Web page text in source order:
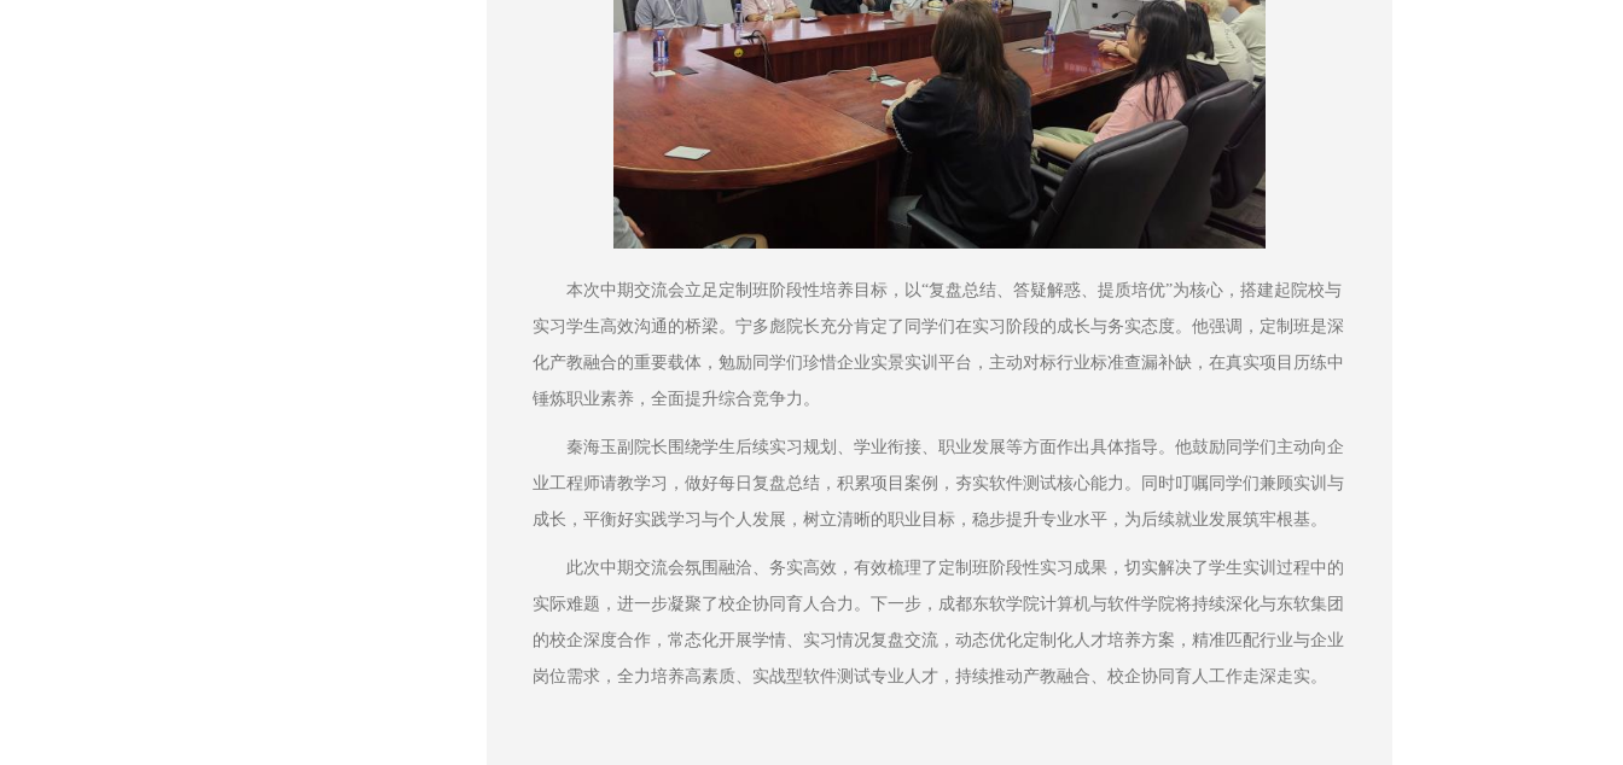
本次中期交流会立足定制班阶段性培养目标，以“复盘总结、答疑解惑、提质培优”为核心，搭建起院校与
实习学生高效沟通的桥梁。宁多彪院长充分肯定了同学们在实习阶段的成长与务实态度。他强调，定制班是深
化产教融合的重要载体，勉励同学们珍惜企业实景实训平台，主动对标行业标准查漏补缺，在真实项目历练中
锤炼职业素养，全面提升综合竞争力。
秦海玉副院长围绕学生后续实习规划、学业衔接、职业发展等方面作出具体指导。他鼓励同学们主动向企
业工程师请教学习，做好每日复盘总结，积累项目案例，夯实软件测试核心能力。同时叮嘱同学们兼顾实训与
成长，平衡好实践学习与个人发展，树立清晰的职业目标，稳步提升专业水平，为后续就业发展筑牢根基。
此次中期交流会氛围融洽、务实高效，有效梳理了定制班阶段性实习成果，切实解决了学生实训过程中的
实际难题，进一步凝聚了校企协同育人合力。下一步，成都东软学院计算机与软件学院将持续深化与东软集团
的校企深度合作，常态化开展学情、实习情况复盘交流，动态优化定制化人才培养方案，精准匹配行业与企业
岗位需求，全力培养高素质、实战型软件测试专业人才，持续推动产教融合、校企协同育人工作走深走实。